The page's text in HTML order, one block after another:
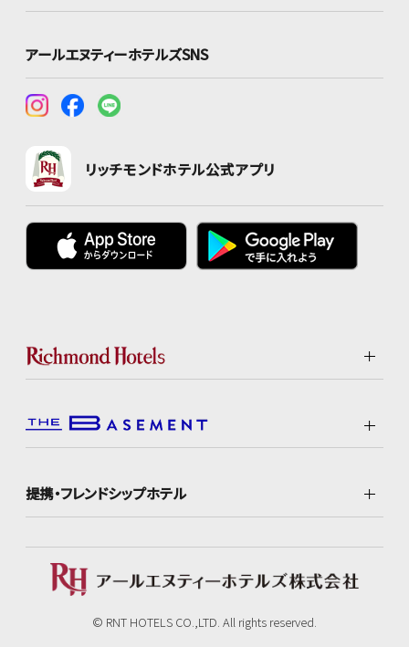
アールエヌティーホテルズSNS
リッチモンドホテル公式アプリ
提携・フレンドシップホテル
© RNT HOTELS CO.,LTD. All rights reserved.